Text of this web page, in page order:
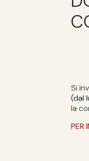
Si
(dal
la
PER